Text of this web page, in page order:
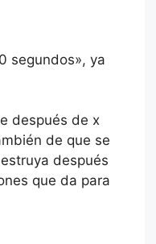
segundos», ya
después de x
de que se
después
que da para